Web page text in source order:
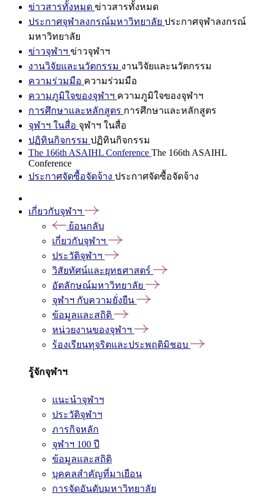
ข่าวสารทั้งหมด ข่าวสารทั้งหมด
ประกาศจุฬาลงกรณ์มหาวิทยาลัย ประกาศจุฬาลงกรณ์
มหาวิทยาลัย
ข่าวจุฬาฯ ข่าวจุฬาฯ
งานวิจัยและนวัตกรรม งานวิจัยและนวัตกรรม
ความร่วมมือ ความร่วมมือ
ความภูมิใจของจุฬาฯ ความภูมิใจของจุฬาฯ
การศึกษาและหลักสูตร การศึกษาและหลักสูตร
จุฬาฯ ในสื่อ จุฬาฯ ในสื่อ
ปฏิทินกิจกรรม ปฏิทินกิจกรรม
The 166th ASAIHL Conference The 166th ASAIHL
Conference
ประกาศจัดซื้อจัดจ้าง ประกาศจัดซื้อจัดจ้าง
เกี่ยวกับจุฬาฯ
ย้อนกลับ
เกี่ยวกับจุฬาฯ
ประวัติจุฬาฯ
วิสัยทัศน์และยุทธศาสตร์
อัตลักษณ์มหาวิทยาลัย
จุฬาฯ กับความยั่งยืน
ข้อมูลและสถิติ
หน่วยงานของจุฬาฯ
ร้องเรียนทุจริตและประพฤติมิชอบ
รู้จักจุฬาฯ
แนะนำจุฬาฯ
ประวัติจุฬาฯ
ภารกิจหลัก
จุฬาฯ 100 ปี
ข้อมูลและสถิติ
บุคคลสำคัญที่มาเยือน
การจัดอันดับมหาวิทยาลัย